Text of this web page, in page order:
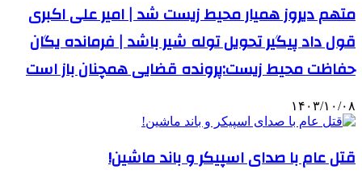
متهم دیروز همیار محیط زیست شد | امیر علی اکبری
قول داد پیگیر تحویل توله شیر باشد | فرمانده یگان
حفاظت محیط زیست:پرونده قضایی همچنان باز است
۱۴۰۳/۱۰/۰۸
قتل عام با صدای اسپیکر و باند ماشین!